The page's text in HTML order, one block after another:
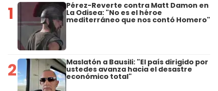
1 Pérez-Reverte contra Matt Damon en
La Odisea: "No es el héroe
mediterráneo que nos contó Homero"
2 Maslatón a Bausili: "El país dirigido por
ustedes avanza hacia el desastre
económico total"